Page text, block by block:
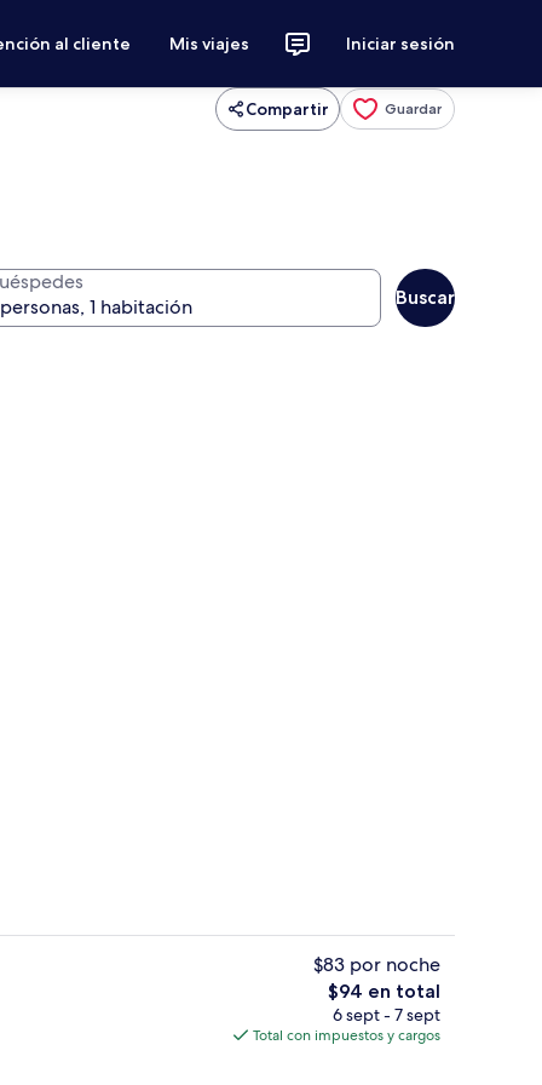
al cliente Mis viajes Iniciar sesión
Compartir Guardar
Buscar
Wifi gratis y ropa de cama
$83 por noche
El
precio
total
$94 en total
6 sept - 7 sept
Total con impuestos y cargos